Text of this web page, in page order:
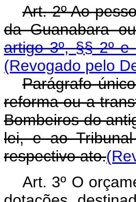
Art. 2º Ao
da Guanabara
artigo 3º, §§ 2º
(Revogado pelo
Parágrafo
reforma ou a
Bombeiros do
lei, e ao
respectivo ato.
Art. 3º O